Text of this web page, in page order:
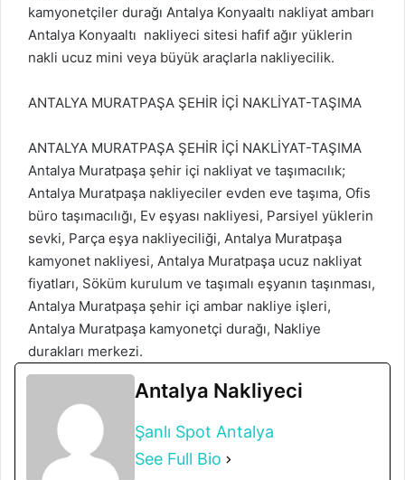
kamyonetçiler durağı Antalya Konyaaltı nakliyat ambarı
Antalya Konyaaltı nakliyeci sitesi hafif ağır yüklerin
nakli ucuz mini veya büyük araçlarla nakliyecilik.
ANTALYA MURATPAŞA ŞEHİR İÇİ NAKLİYAT-TAŞIMA
ANTALYA MURATPAŞA ŞEHİR İÇİ NAKLİYAT-TAŞIMA
Antalya Muratpaşa şehir içi nakliyat ve taşımacılık;
Antalya Muratpaşa nakliyeciler evden eve taşıma, Ofis
büro taşımacılığı, Ev eşyası nakliyesi, Parsiyel yüklerin
sevki, Parça eşya nakliyeciliği, Antalya Muratpaşa
kamyonet nakliyesi, Antalya Muratpaşa ucuz nakliyat
fiyatları, Söküm kurulum ve taşımalı eşyanın taşınması,
Antalya Muratpaşa şehir içi ambar nakliye işleri,
Antalya Muratpaşa kamyonetçi durağı, Nakliye
durakları merkezi.
Antalya Nakliyeci
Şanlı Spot Antalya
See Full Bio